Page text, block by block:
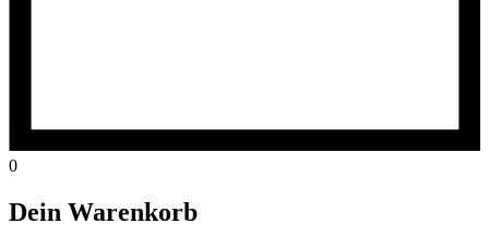
0
Dein Warenkorb